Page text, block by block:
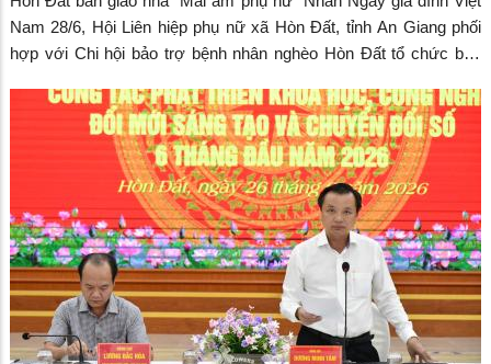
Nam 28/6, Hội Liên hiệp phụ nữ xã Hòn Đất, tỉnh An Giang phối
hợp với Chi hội bảo trợ bệnh nhân nghèo Hòn Đất tổ chức bàn
Bến Đá.